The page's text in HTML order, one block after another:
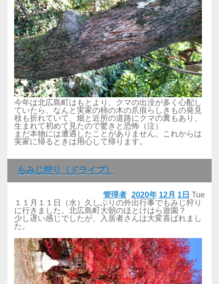
今年は北広島町はもとより、クマの出没が多く心配し
ていたら、なんと実家の柿の木の爪痕らしきもの発見
枝も折れていて、畑と近所の道路にクマの糞もあり、
生まれて初めて見たので驚きと恐怖（泣）
まだ本物には遭遇したことがありません。これからは
実家に帰るときは用心して帰ります。
もみじ狩り（ドライブ）
2020年 12月 1日 Tue
管理者
１１月１１日（水）久しぶりの外出行事でもみじ狩り
に行きました。北広島町大朝のほとけはら遊園？
少し遅い感じでしたが、入居者さんは大変喜ばれまし
た。